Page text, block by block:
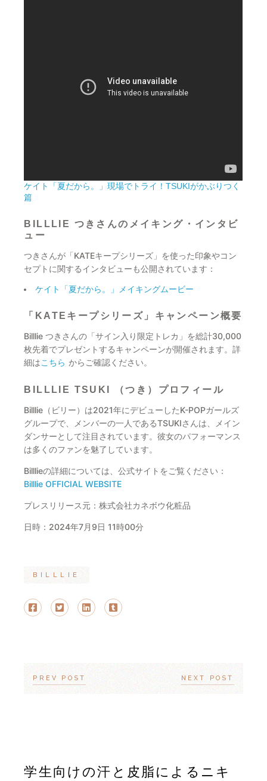
ケイト「夏だから。」現場でトライ！TSUKIがかぶりつく
篇
BILLLIE つきさんのメイキング・インタビ
ュー
つきさんが「KATEキープシリーズ」を使った印象やコン
セプトに関するインタビューも公開されています：
ケイト「夏だから。」メイキングムービー
「KATEキープシリーズ」キャンペーン概要
Billlie つきさんの「サイン入り限定トレカ」を総計30,000
枚先着でプレゼントするキャンペーンが開催されます。詳
細はこちら からご確認ください。
BILLLIE TSUKI （つき）プロフィール
Billlie（ビリー）は2021年にデビューしたK-POPガールズ
グループで、メンバーの一人であるTSUKIさんは、メイン
ダンサーとして注目されています。彼女のパフォーマンス
は多くのファンを魅了しています。
Billlieの詳細については、公式サイトをご覧ください：
Billlie OFFICIAL WEBSITE
プレスリリース元：株式会社カネボウ化粧品
日時：2024年7月9日 11時00分
BILLLIE
PREV POST NEXT POST
学生向けの汗と皮脂によるニキ